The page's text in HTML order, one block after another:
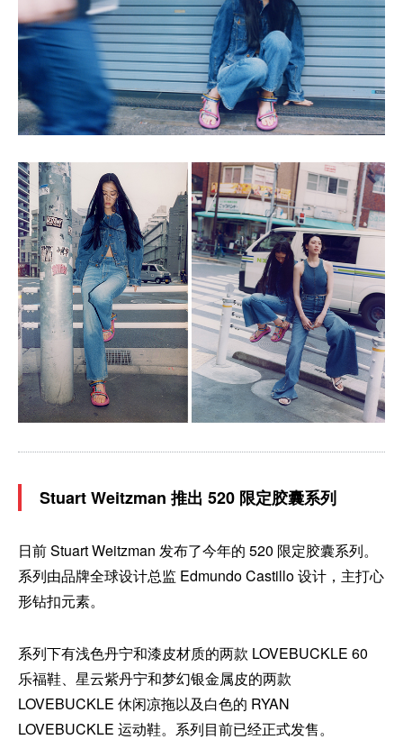
Stuart Weitzman 推出 520 限定胶囊系列
日前 Stuart Weitzman 发布了今年的 520 限定胶囊系列。
系列由品牌全球设计总监 Edmundo Castillo 设计，主打心
形钻扣元素。
系列下有浅色丹宁和漆皮材质的两款 LOVEBUCKLE 60
乐福鞋、星云紫丹宁和梦幻银金属皮的两款
LOVEBUCKLE 休闲凉拖以及白色的 RYAN
LOVEBUCKLE 运动鞋。系列目前已经正式发售。